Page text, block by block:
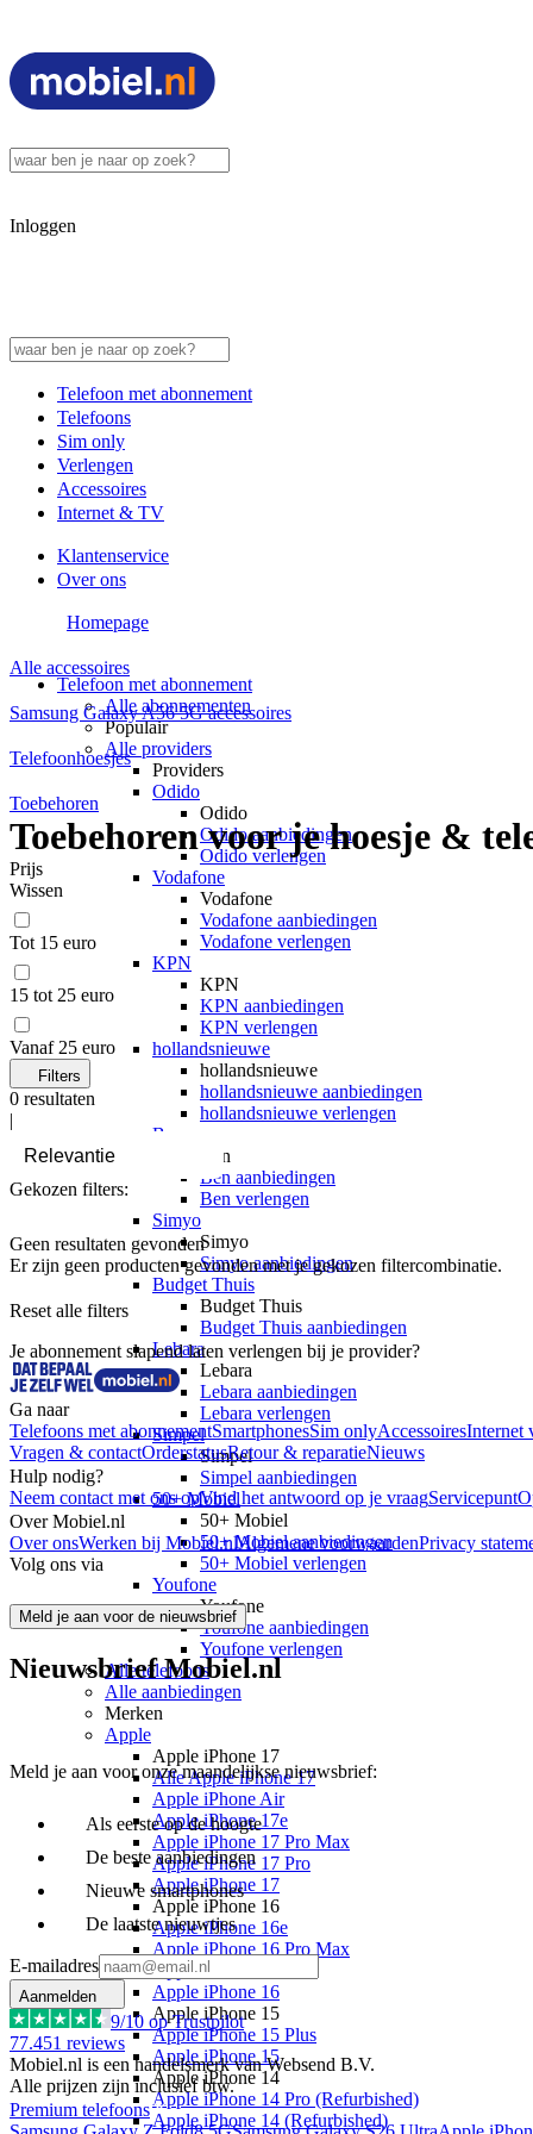
Inloggen
Telefoon met abonnement
Telefoons
Sim only
Verlengen
Accessoires
Internet & TV
Klantenservice
Over ons
Telefoon met abonnement
Alle abonnementen
Populair
Alle providers
Providers
Odido
Odido
Odido aanbiedingen
Odido verlengen
Vodafone
Vodafone
Vodafone aanbiedingen
Vodafone verlengen
KPN
KPN
KPN aanbiedingen
KPN verlengen
hollandsnieuwe
hollandsnieuwe
hollandsnieuwe aanbiedingen
hollandsnieuwe verlengen
Ben
Ben
Ben aanbiedingen
Ben verlengen
Simyo
Simyo
Simyo aanbiedingen
Budget Thuis
Budget Thuis
Budget Thuis aanbiedingen
Lebara
Lebara
Lebara aanbiedingen
Lebara verlengen
Simpel
Simpel
Simpel aanbiedingen
50+ Mobiel
50+ Mobiel
50+ Mobiel aanbiedingen
50+ Mobiel verlengen
Youfone
Youfone
Youfone aanbiedingen
Youfone verlengen
Alle telefoons
Alle aanbiedingen
Merken
Apple
Apple iPhone 17
Alle Apple iPhone 17
Apple iPhone Air
Apple iPhone 17e
Apple iPhone 17 Pro Max
Apple iPhone 17 Pro
Apple iPhone 17
Apple iPhone 16
Apple iPhone 16e
Apple iPhone 16 Pro Max
Apple iPhone 16 Plus
Apple iPhone 16
Apple iPhone 15
Apple iPhone 15 Plus
Apple iPhone 15
Apple iPhone 14
Apple iPhone 14 Pro (Refurbished)
Apple iPhone 14 (Refurbished)
Homepage
Alle accessoires
Samsung Galaxy A56 5G accessoires
Telefoonhoesjes
Toebehoren
Toebehoren voor je hoesje &
Prijs
Wissen
Tot 15 euro
15 tot 25 euro
Vanaf 25 euro
Filters
0 resultaten
|
Gekozen filters:
Geen resultaten gevonden
Er zijn geen producten gevonden met je gekozen filtercombinatie.
Reset alle filters
Je abonnement slapend laten verlengen bij je provider?
Ga naar
Telefoons met abonnementSmartphonesSim onlyAccessoiresInternet
Vragen & contactOrderstatusRetour & reparatieNieuws
Hulp nodig?
Neem contact met ons opVind het antwoord op je vraagServicepunt
Over Mobiel.nl
Over onsWerken bij Mobiel.nlAlgemene voorwaardenPrivacy
Volg ons via
Meld je aan voor de nieuwsbrief
Nieuwsbrief Mobiel.nl
Meld je aan voor onze maandelijkse nieuwsbrief:
Als eerste op de hoogte
De beste aanbiedingen
Nieuwe smartphones
De laatste nieuwtjes
E-mailadres
Aanmelden
9/10 op Trustpilot
77.451 reviews
Mobiel.nl is een handelsmerk van Websend B.V.
Alle prijzen zijn inclusief btw.
Premium telefoons